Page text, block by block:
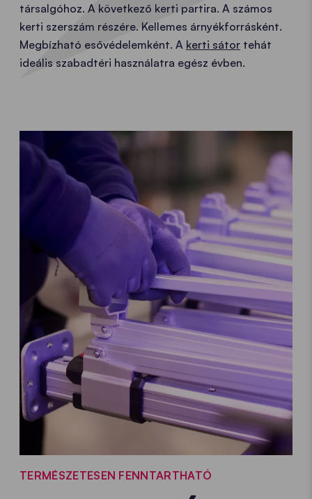
társalgóhoz. A következő kerti partira. A számos
kerti szerszám részére. Kellemes árnyékforrásként.
Megbízható esővédelemként. A kerti sátor tehát
ideális szabadtéri használatra egész évben.
TERMÉSZETESEN FENNTARTHATÓ